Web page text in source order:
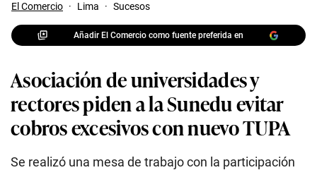
El Comercio · Lima · Sucesos
Añadir El Comercio como fuente preferida en
Asociación de universidades y
rectores piden a la Sunedu evitar
cobros excesivos con nuevo TUPA
Se realizó una mesa de trabajo con la participación